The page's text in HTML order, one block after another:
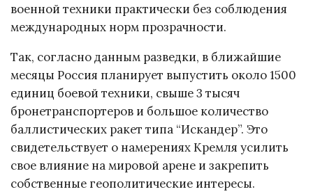
военной техники практически без соблюдения
международных норм прозрачности.
Так, согласно данным разведки, в ближайшие
месяцы Россия планирует выпустить около 1500
единиц боевой техники, свыше 3 тысяч
бронетранспортеров и большое количество
баллистических ракет типа “Искандер”. Это
свидетельствует о намерениях Кремля усилить
свое влияние на мировой арене и закрепить
собственные геополитические интересы.